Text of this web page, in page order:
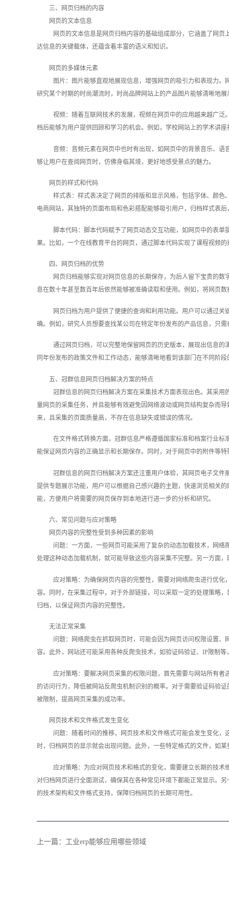
三、网页归档的内容
网页的文本信息
网页的文本信息是网页归档内容的基础组成部分，它涵盖了网
达信息的关键载体，还蕴含着丰富的语义和知识。
网页的多媒体元素
图片：图片能够直观地展现信息，增强网页的吸引力和表现力
研究某个时期的时尚潮流时，时尚品牌网站上的产品图片能够清晰地
视频：随着互联网技术的发展，视频在网页中的应用越来越广
档后能够为用户提供回顾和学习的机会。例如，学校网站上的学术讲
音频：音频元素在网页中也时有出现，如网页中的背景音乐、
够让用户在查阅网页时，仿佛身临其境，更好地感受景点的魅力。
网页的样式和代码
样式表：样式表决定了网页的排版和显示风格，包括字体、颜
电商网站，其独特的页面布局和色彩搭配能够吸引用户，归档样式表
脚本代码：脚本代码赋予了网页动态交互功能，如网页中的表
果。比如，一个在线教育平台的网页，通过脚本代码实现了课程视频
四、网页归档的优势
网页归档能够实现对网页信息的长期保存，为后人留下宝贵的
息在数十年甚至数百年后依然能够被准确读取和使用。例如，将网页
网页归档为用户提供了便捷的查询和利用功能。用户可以通过
确。例如，研究人员想要查找某公司在特定年份发布的产品信息，只需
通过网页归档，可以完整地保留网页的历史版本，展现出信息
同年份发布的政策文件和工作动态，能够清晰地看到该部门在不同阶
五、冠群信息网页归档解决方案的特点
冠群信息的网页归档解决方案在采集技术方面表现出色。其采
量网页的采集任务，并且能够有效避免因网络波动或网页结构复杂而
来，且采集的页面质量高，不存在信息缺失或错误的情况。
在文件格式转换方面，冠群信息严格遵循国家标准和档案行业
能保证网页内容的正确显示和长期保存。同时，对于网页中的附件等
冠群信息的网页归档解决方案还注重用户体验，其网页电子文
提供专题展示功能，用户可以根据自己感兴趣的主题，快速浏览相关
能，方便用户将需要的网页保存到本地进行进一步的分析和研究。
六、常见问题与应对策略
网页内容的完整性受到多种因素的影响
问题：一方面，一些网页可能采用了复杂的动态加载技术，网
处理这种动态加载机制，就可能导致这些内容采集不完整。另一方面
应对策略：为确保网页内容的完整性，需要对网络爬虫进行优
容。同时，在采集过程中，对于外部链接，可以采取一定的处理策略
归档，以保证网页内容的完整性。
无法正常采集
问题：网络爬虫在抓取网页时，可能会因为网页访问权限设置
容。此外，网站还可能采用各种反爬虫技术，如验证码验证、IP限制
应对策略：要解决网页采集的权限问题，首先需要与网站所有
的访问行为，降低被网站反爬虫机制识别的概率。对于需要验证码验
被限制，提高网页采集的成功率。
网页技术和文件格式发生变化
问题：随着时间的推移，网页技术和文件格式可能会发生变化
时，归档网页的显示就会出现问题。此外，一些特定格式的文件，如
应对策略：为应对网页技术和格式的变化，需要建立长期的技
对归档网页进行全面测试，确保其在各种常见环境下都能正常显示。
的技术架构和文件格式支持，保障归档网页的长期可用性。‍
上一篇： 工业erp能够应用哪些领域